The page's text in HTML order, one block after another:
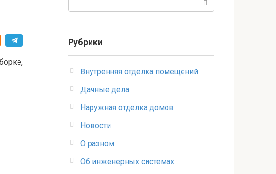
Рубрики
Внутренняя отделка помещений
Дачные дела
Наружная отделка домов
Новости
О разном
Об инженерных системах